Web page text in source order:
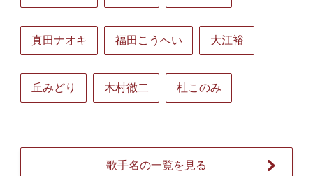
真田ナオキ 福田こうへい 大江裕
丘みどり 木村徹二 杜このみ
歌手名の一覧を見る